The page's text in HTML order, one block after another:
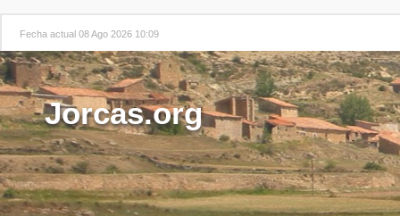
Fecha actual 08 Ago 2026 10:09
Jorcas.org